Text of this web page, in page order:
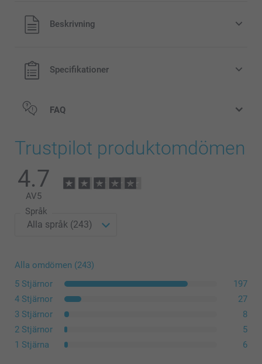
Alla priser är i svenska kronor (SEK), inklusive moms och
exklusive porto.
Beskrivning
Specifikationer
FAQ
Trustpilot produktomdömen
4.7
AV5
Språk
Alla omdömen (243)
5 Stjärnor
197
4 Stjärnor
27
3 Stjärnor
8
2 Stjärnor
5
1 Stjärna
6